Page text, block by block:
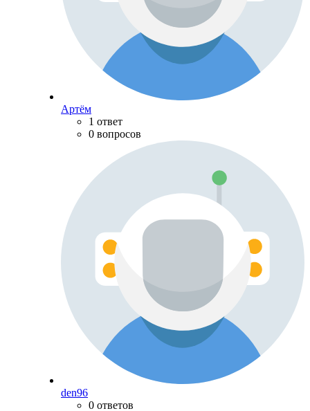
Артём
1 ответ
0 вопросов
den96
0 ответов